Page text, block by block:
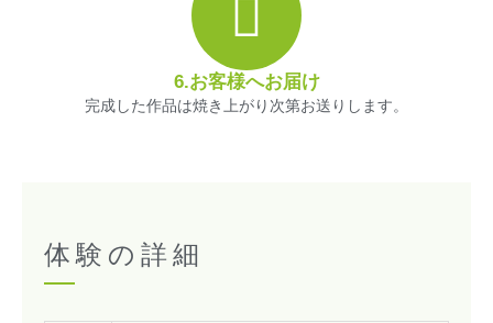
6.お客様へお届け
完成した作品は焼き上がり次第お送りします。
体験の詳細